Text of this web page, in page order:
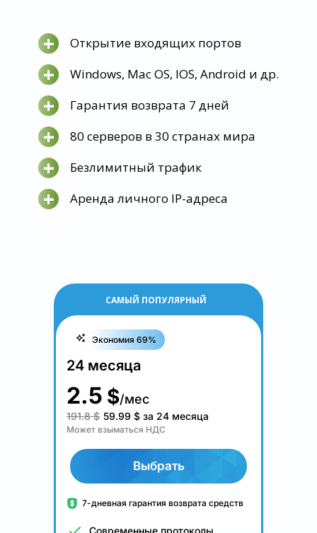
+ Открытие входящих портов
+ Windows, Mac OS, IOS, Android и др.
+ Гарантия возврата 7 дней
+ 80 серверов в 30 странах мира
+ Безлимитный трафик
+ Аренда личного IP-адреса
САМЫЙ ПОПУЛЯРНЫЙ
Экономия 69%
24 месяца
2.5 $/мес
191.8 $ 59.99 $ за 24 месяца
Может взыматься НДС
Выбрать
7-дневная гарантия возврата средств